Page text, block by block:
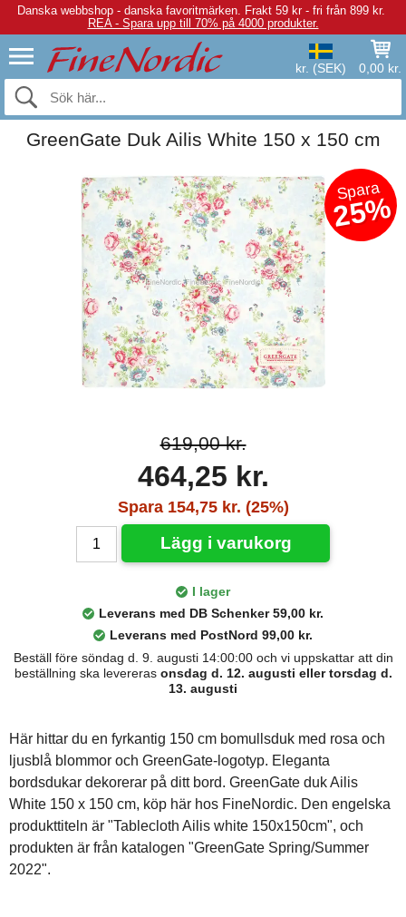
Danska webbshop - danska favoritmärken. Frakt 59 kr - fri från 899 kr.
REA - Spara upp till 70% på 4000 produkter.
kr. (SEK) 0,00 kr.
GreenGate Duk Ailis White 150 x 150 cm
Spara
25%
619,00 kr.
464,25 kr.
Spara 154,75 kr. (25%)
Lägg i varukorg
I lager
Leverans med DB Schenker 59,00 kr.
Leverans med PostNord 99,00 kr.
Beställ före söndag d. 9. augusti 14:00:00 och vi uppskattar att din
beställning ska levereras onsdag d. 12. augusti eller torsdag d.
13. augusti
Här hittar du en fyrkantig 150 cm bomullsduk med rosa och
ljusblå blommor och GreenGate-logotyp. Eleganta
bordsdukar dekorerar på ditt bord. GreenGate duk Ailis
White 150 x 150 cm, köp här hos FineNordic. Den engelska
produkttiteln är "Tablecloth Ailis white 150x150cm", och
produkten är från katalogen "GreenGate Spring/Summer
2022".